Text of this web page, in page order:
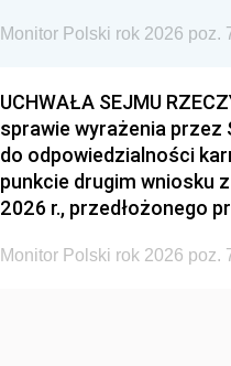
Monitor Polski rok 2026 poz.
UCHWAŁA SEJMU
sprawie wyrażenia przez
do odpowiedzialności
punkcie drugim wniosku
2026 r., przedłożonego
Monitor Polski rok 2026 poz.